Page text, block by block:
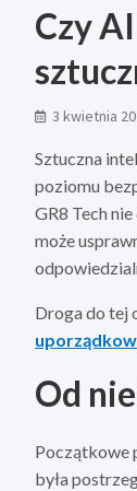
Czy
3 kwietnia
Sztuczna
poziomu
GR8 Tech
może
Droga do tej
Od
Początkowe
była